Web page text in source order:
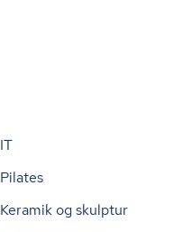
IT
Pilates
Keramik og skulptur